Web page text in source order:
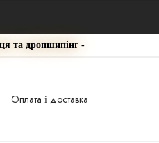
та дропшипінг -
Оплата і доставка